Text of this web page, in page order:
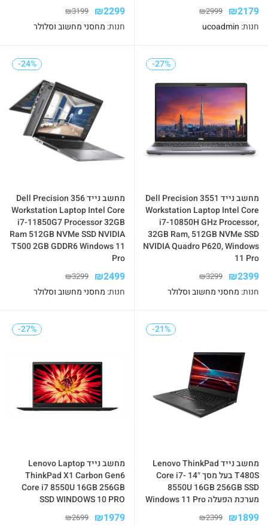
₪2179
₪2999
חנות: ucoadmin
₪2299
₪3199
חנות: מחסני מחשוב וסלולר
-27%
מחשב נייד Dell Precision 3551
Workstation Laptop Intel Core
i7-10850H GHz Processor,
32GB Ram, 512GB NVMe SSD
NVIDIA Quadro P620, Windows
11 Pro
₪2399
₪3299
חנות: מחסני מחשוב וסלולר
-24%
מחשב נייד Dell Precision 356
Workstation Laptop Intel Core
i7-11850G7 Processor 32GB
Ram 512GB NVMe SSD NVIDIA
T500 2GB GDDR6 Windows 11
Pro
₪2499
₪3299
חנות: מחסני מחשוב וסלולר
-21%
מחשב נייד Lenovo ThinkPad
T480S בעל מסך 14″ Core i7-
8550U 16GB 256GB SSD
מערכת הפעלה Windows 11 Pro
₪1899
₪2399
-27%
מחשב נייד Lenovo Laptop
ThinkPad X1 Carbon Gen6
Core i7 8550U 16GB 256GB
SSD WINDOWS 10 PRO
₪1979
₪2699